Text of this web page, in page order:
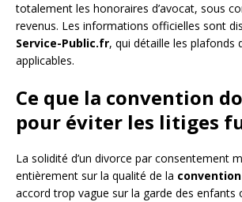
totalement les honoraires d’avocat, sous
revenus. Les informations officielles sont
Service-Public.fr, qui détaille les plafonds
applicables.
Ce que la convention
pour éviter les litiges
La solidité d’un divorce par consentement
entièrement sur la qualité de la
accord trop vague sur la garde des enfants